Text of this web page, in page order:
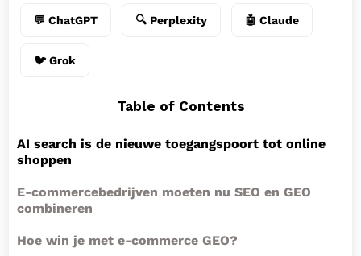
💬 ChatGPT 🔍 Perplexity 🤖 Claude
🐦 Grok
Table of Contents
AI search is de nieuwe toegangspoort tot online
shoppen
E-commercebedrijven moeten nu SEO en GEO
combineren
Hoe win je met e-commerce GEO?